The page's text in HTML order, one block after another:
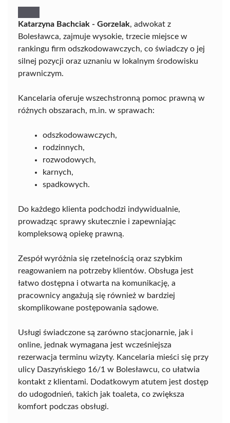
Katarzyna Bachciak - Gorzelak, adwokat z
Bolesławca, zajmuje wysokie, trzecie miejsce w
rankingu firm odszkodowawczych, co świadczy o jej
silnej pozycji oraz uznaniu w lokalnym środowisku
prawniczym.
Kancelaria oferuje wszechstronną pomoc prawną w
różnych obszarach, m.in. w sprawach:
odszkodowawczych,
rodzinnych,
rozwodowych,
karnych,
spadkowych.
Do każdego klienta podchodzi indywidualnie,
prowadząc sprawy skutecznie i zapewniając
kompleksową opiekę prawną.
Zespół wyróżnia się rzetelnością oraz szybkim
reagowaniem na potrzeby klientów. Obsługa jest
łatwo dostępna i otwarta na komunikację, a
pracownicy angażują się również w bardziej
skomplikowane postępowania sądowe.
Usługi świadczone są zarówno stacjonarnie, jak i
online, jednak wymagana jest wcześniejsza
rezerwacja terminu wizyty. Kancelaria mieści się przy
ulicy Daszyńskiego 16/1 w Bolesławcu, co ułatwia
kontakt z klientami. Dodatkowym atutem jest dostęp
do udogodnień, takich jak toaleta, co zwiększa
komfort podczas obsługi.